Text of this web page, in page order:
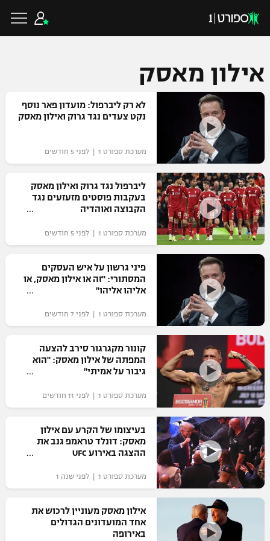
VOD
רץ ברשת
תוצאות
לוח שידורים
ברחבה
"מעל הליגה" – פודקאסט
כדורגל ישראלי
ליגת העל
גביע הטוטו
ליגיונרים
גביע המדינה
נבחרת ישראל
מכבי חיפה
בית"ר ירושלים
מכבי תל אביב
הפועל תל אביב
הפועל חיפה
הפועל באר שבע
מכבי נתניה
בני יהודה
כדורגל עולמי
ליגת האלופות
ליגה אירופית
ליגה אנגלית
ליגה גרמנית
ליגה ספרדית
ליגה איטלקית
ליגה צרפתית
ליגה הולנדית
ליגה סינית
ליגה ברזילאית
ליגות נוספות
כדורסל ישראלי
ליגת ווינר סל
ליגה לאומית
כדורסל נשים
מכבי תל אביב
הפועל חולון
הפועל ירושלים
דני אבדיה
כדורסל עולמי
יורוליג
יורוקאפ
ענפים נוספים
טניס
כדוריד
כדורעף
שחייה
ג'ודו
אגרוף
ספורט אולימפי
היאבקות WWE
אילון מאסק
לא רק ליברפול: מועדון פאר נוסף
נקט צעדים נגד גרוק ואילון מאסק
מערכת ספורט 1 | לפני 5 חודשים
ליברפול נגד גרוק ואילון מאסק
בעקבות פוסטים מזעזעים נגד
הקבוצה ואוהדיה
מערכת ספורט 1 | לפני 5 חודשים
פיני גרשון על איש העסקים
המסתורי: "זה או אילון מאסק, או
אליהו אליהו"
מערכת ספורט 1 | לפני 7 חודשים
קונור מקגרגור סירב להצעה
המפתה של אילון מאסק: "הוא
גיבור על אמיתי"
מערכת ספורט 1 | לפני 11 חודשים
בעיצומו של הקרע עם אילון
מאסק: דונלד טראמפ גנב את
ההצגה באירוע UFC
מערכת ספורט 1 | לפני שנה 1
אילון מאסק מעוניין לרכוש את
אחד המועדונים הגדולים
באירופה